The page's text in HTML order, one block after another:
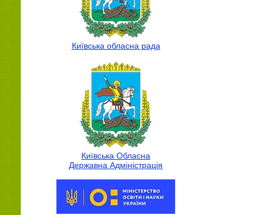
Київська обласна рада
Київська Обласна
Державна Адмiнiстрацiя